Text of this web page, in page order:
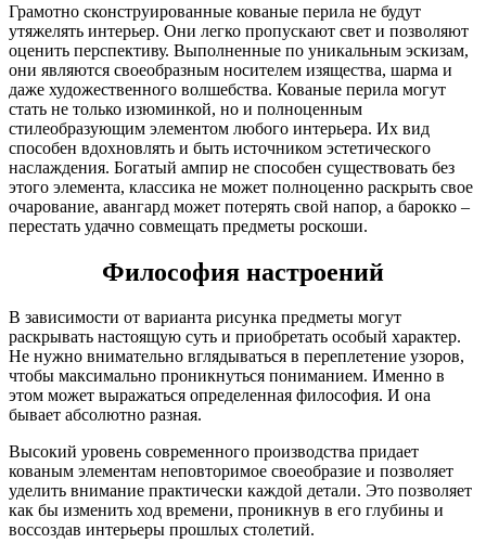
Грамотно сконструированные кованые перила не будут
утяжелять интерьер. Они легко пропускают свет и позволяют
оценить перспективу. Выполненные по уникальным эскизам,
они являются своеобразным носителем изящества, шарма и
даже художественного волшебства. Кованые перила могут
стать не только изюминкой, но и полноценным
стилеобразующим элементом любого интерьера. Их вид
способен вдохновлять и быть источником эстетического
наслаждения. Богатый ампир не способен существовать без
этого элемента, классика не может полноценно раскрыть свое
очарование, авангард может потерять свой напор, а барокко –
перестать удачно совмещать предметы роскоши.
Философия настроений
В зависимости от варианта рисунка предметы могут
раскрывать настоящую суть и приобретать особый характер.
Не нужно внимательно вглядываться в переплетение узоров,
чтобы максимально проникнуться пониманием. Именно в
этом может выражаться определенная философия. И она
бывает абсолютно разная.
Высокий уровень современного производства придает
кованым элементам неповторимое своеобразие и позволяет
уделить внимание практически каждой детали. Это позволяет
как бы изменить ход времени, проникнув в его глубины и
воссоздав интерьеры прошлых столетий.